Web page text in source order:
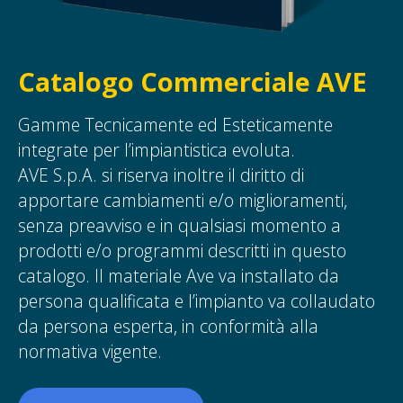
Catalogo Commerciale AVE
Gamme Tecnicamente ed Esteticamente
integrate per l’impiantistica evoluta.
AVE S.p.A. si riserva inoltre il diritto di
apportare cambiamenti e/o miglioramenti,
senza preavviso e in qualsiasi momento a
prodotti e/o programmi descritti in questo
catalogo. Il materiale Ave va installato da
persona qualificata e l’impianto va collaudato
da persona esperta, in conformità alla
normativa vigente.